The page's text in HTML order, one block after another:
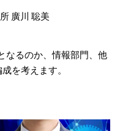
廣川 聡美
なるのか、情報部門、他
を考えます。